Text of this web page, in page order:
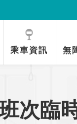
乘車資訊 無
次臨